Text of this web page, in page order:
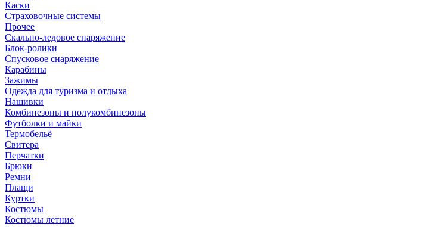
Каски
Страховочные системы
Прочее
Скально-ледовое снаряжение
Блок-ролики
Спусковое снаряжение
Карабины
Зажимы
Одежда для туризма и отдыха
Нашивки
Комбинезоны и полукомбинезоны
Футболки и майки
Термобельё
Свитера
Перчатки
Брюки
Ремни
Плащи
Куртки
Костюмы
Костюмы летние